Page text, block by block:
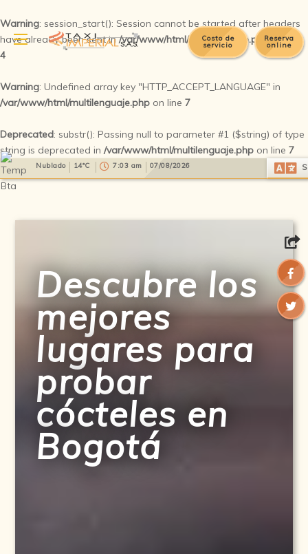
Warning: session_start(): Session cannot be started after headers
have already been sent in/var/www/html/multilenguaje.phpon line
4
Warning: Undefined array key "HTTP_ACCEPT_LANGUAGE" in
/var/www/html/multilenguaje.php on line 7
Deprecated: substr(): Passing null to parameter #1 ($string) of type
string is deprecated in /var/www/html/multilenguaje.php on line 7
Nublado 14°C 7:03 am 07/08/2026 Select Language ▼
Reserva
online
Costo de
servicio
Descubre los
mejores
lugares para
probar
cócteles en
Bogotá